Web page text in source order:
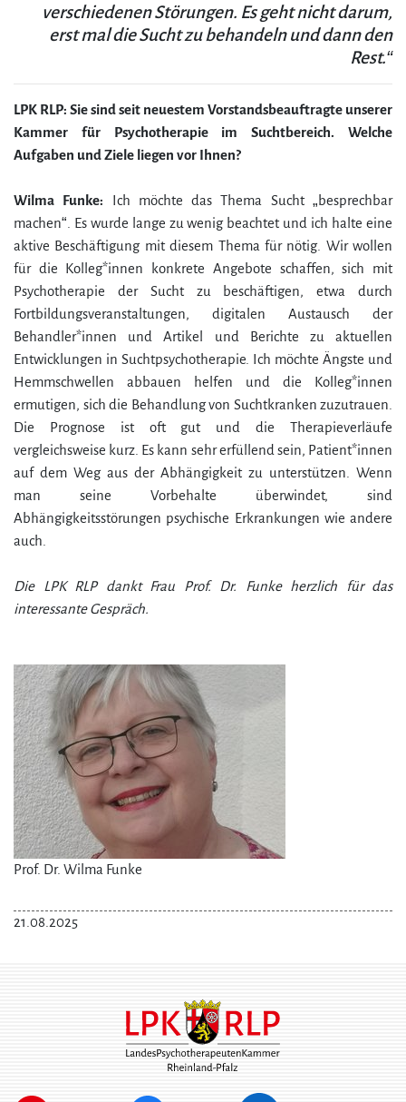
verschiedenen Störungen. Es geht nicht darum,
erst mal die Sucht zu behandeln und dann den
Rest.“
LPK RLP: Sie sind seit neuestem Vorstandsbeauftragte unserer
Kammer für Psychotherapie im Suchtbereich. Welche
Aufgaben und Ziele liegen vor Ihnen?
Wilma Funke: Ich möchte das Thema Sucht „besprechbar
machen“. Es wurde lange zu wenig beachtet und ich halte eine
aktive Beschäftigung mit diesem Thema für nötig. Wir wollen
für die Kolleg*innen konkrete Angebote schaffen, sich mit
Psychotherapie der Sucht zu beschäftigen, etwa durch
Fortbildungsveranstaltungen, digitalen Austausch der
Behandler*innen und Artikel und Berichte zu aktuellen
Entwicklungen in Suchtpsychotherapie. Ich möchte Ängste und
Hemmschwellen abbauen helfen und die Kolleg*innen
ermutigen, sich die Behandlung von Suchtkranken zuzutrauen.
Die Prognose ist oft gut und die Therapieverläufe
vergleichsweise kurz. Es kann sehr erfüllend sein, Patient*innen
auf dem Weg aus der Abhängigkeit zu unterstützen. Wenn
man seine Vorbehalte überwindet, sind
Abhängigkeitsstörungen psychische Erkrankungen wie andere
auch.
Die LPK RLP dankt Frau Prof. Dr. Funke herzlich für das
interessante Gespräch.
Prof. Dr. Wilma Funke
21.08.2025